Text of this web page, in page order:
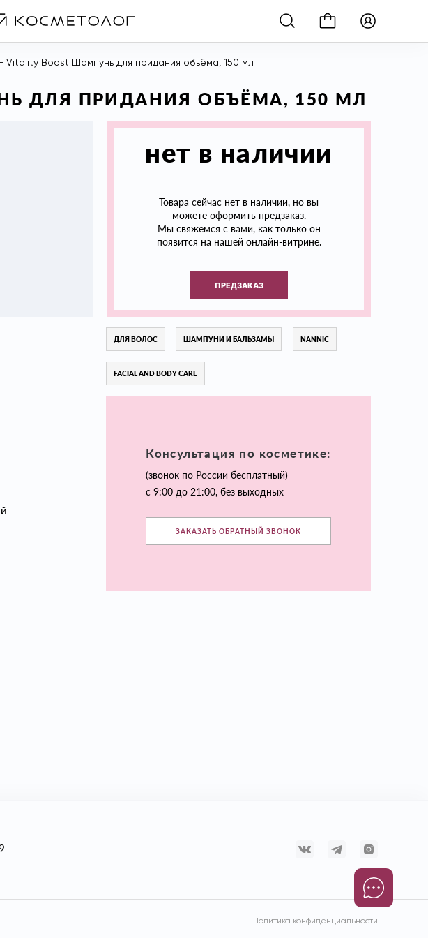
Vitality Boost Шампунь для придания объёма, 150 мл
ДЛЯ ПРИДАНИЯ ОБЪЁМА, 150 МЛ
нет в наличии
Товара сейчас нет в наличии, но вы
можете оформить предзаказ.
Мы свяжемся с вами, как только он
появится на нашей онлайн-витрине.
ПРЕДЗАКАЗ
ДЛЯ ВОЛОС ШАМПУНИ И БАЛЬЗАМЫ NANNIC
FACIAL AND BODY CARE
Консультация по косметике:
(звонок по России бесплатный)
с 9:00 до 21:00, без выходных
ЗАКАЗАТЬ ОБРАТНЫЙ ЗВОНОК
Политика конфиденциальности